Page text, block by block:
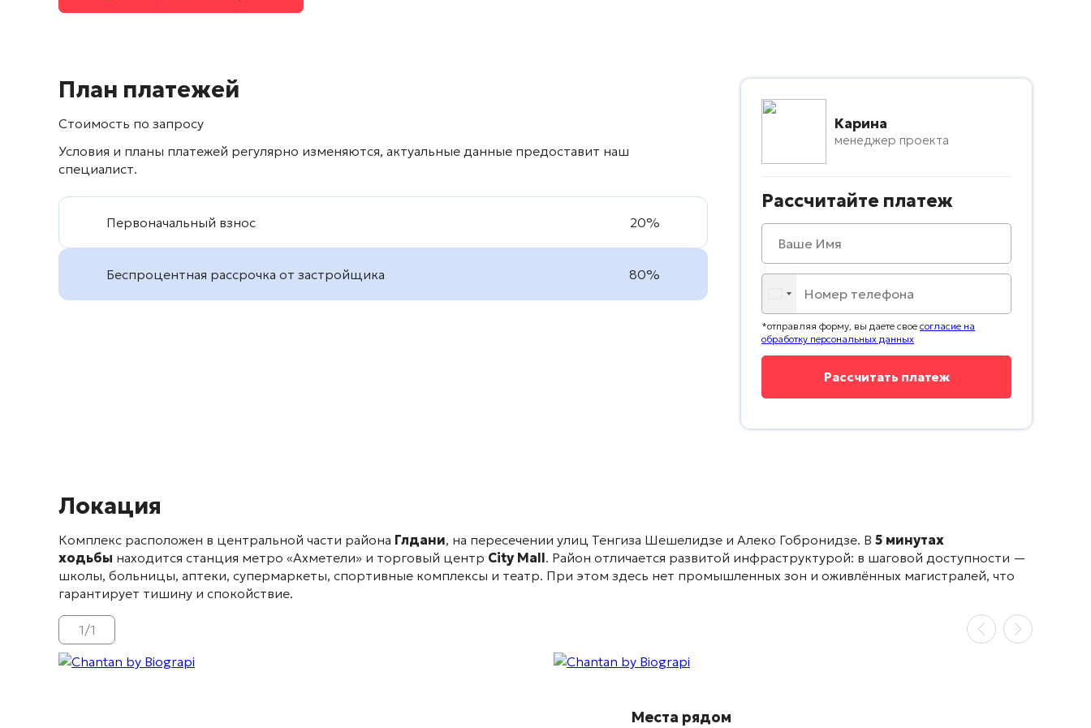
План платежей
Стоимость по запросу
Условия и планы платежей регулярно изменяются, актуальные данные предоставит наш
специалист.
Первоначальный взнос 20%
Беспроцентная рассрочка от застройщика 80%
Карина
менеджер проекта
Рассчитайте платеж
*отправляя форму, вы даете свое согласие на
обработку персональных данных
Локация
Комплекс расположен в центральной части района Глдани, на пересечении улиц Тенгиза Шешелидзе и Алеко Гобронидзе. В 5 минутах
ходьбы находится станция метро «Ахметели» и торговый центр City Mall. Район отличается развитой инфраструктурой: в шаговой доступности —
школы, больницы, аптеки, супермаркеты, спортивные комплексы и театр. При этом здесь нет промышленных зон и оживлённых магистралей, что
гарантирует тишину и спокойствие.
1/1
Места рядом